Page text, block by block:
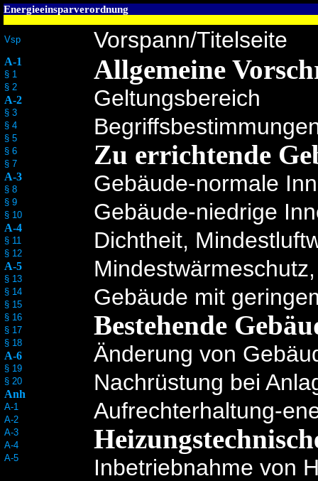
Energieeinsparverordnung
Vsp Vorspann/Titelseite
A-1
§ 1
§ 2
A-2
§ 3
§ 4
§ 5
§ 6
§ 7
A-3
§ 8
§ 9
§ 10
A-4
§ 11
§ 12
A-5
§ 13
§ 14
§ 15
§ 16
§ 17
§ 18
A-6
§ 19
§ 20
Anh
A-1
A-2
A-3
A-4
A-5
Allgemeine
Geltungsbereich
Zu errichtende
Gebäude-normale
Gebäude-niedrige
Dichtheit,
Gebäude mit
Bestehende
Änderung von
Nachrüstung bei
Aufrechterhaltung-
Inbetriebnahme von